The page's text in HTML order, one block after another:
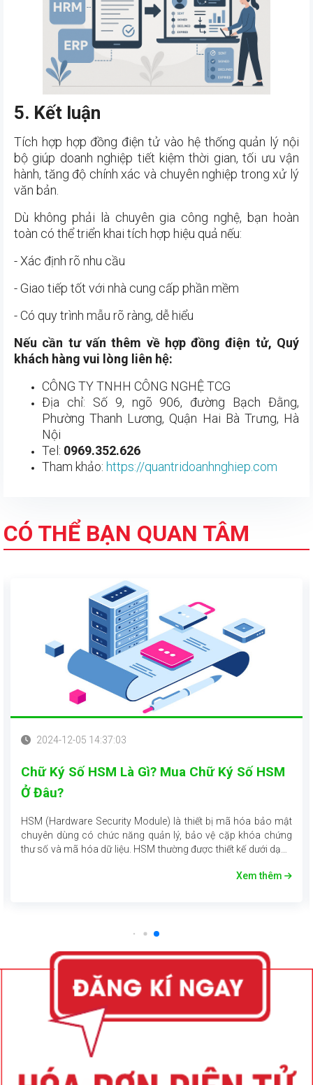
5. Kết luận
Tích hợp hợp đồng điện tử vào hệ thống quản lý nội
bộ giúp doanh nghiệp tiết kiệm thời gian, tối ưu vận
hành, tăng độ chính xác và chuyên nghiệp trong xử lý
văn bản.
Dù không phải là chuyên gia công nghệ, bạn hoàn
toàn có thể triển khai tích hợp hiệu quả nếu:
- Xác định rõ nhu cầu
- Giao tiếp tốt với nhà cung cấp phần mềm
- Có quy trình mẫu rõ ràng, dễ hiểu
Nếu cần tư vấn thêm về hợp đồng điện tử, Quý
khách hàng vui lòng liên hệ:
CÔNG TY TNHH CÔNG NGHỆ TCG
Địa chỉ: Số 9, ngõ 906, đường Bạch Đằng,
Phường Thanh Lương, Quận Hai Bà Trưng, Hà
Nội
Tel: 0969.352.626
Tham khảo: https://quantridoanhnghiep.com
CÓ THỂ BẠN QUAN TÂM
2024-12-05 14:37:03
Chữ Ký Số HSM Là Gì? Mua Chữ Ký Số HSM
Ở Đâu?
HSM (Hardware Security Module) là thiết bị mã hóa bảo mật
chuyên dùng có chức năng quản lý, bảo vệ cặp khóa chứng
thư số và mã hóa dữ liệu. HSM thường được thiết kế dưới dạng
kết nối mạng (HSM Network). Thiết bị HSM đáp ứng các yêu
Xem thêm